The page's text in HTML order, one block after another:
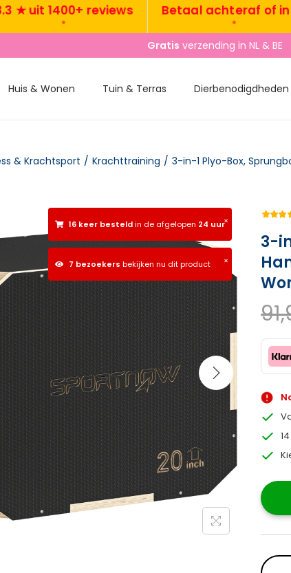
1400+ reviews Betaal achteraf of in 3x
Gratis verzending in NL & BE
Huis & Wonen Tuin & Terras Dierbenodigdheden
& Krachtsport / Krachttraining /
×
16 keer besteldin de afgelopen 24 uur
×
7 bezoekers bekijken nu dit product
3-